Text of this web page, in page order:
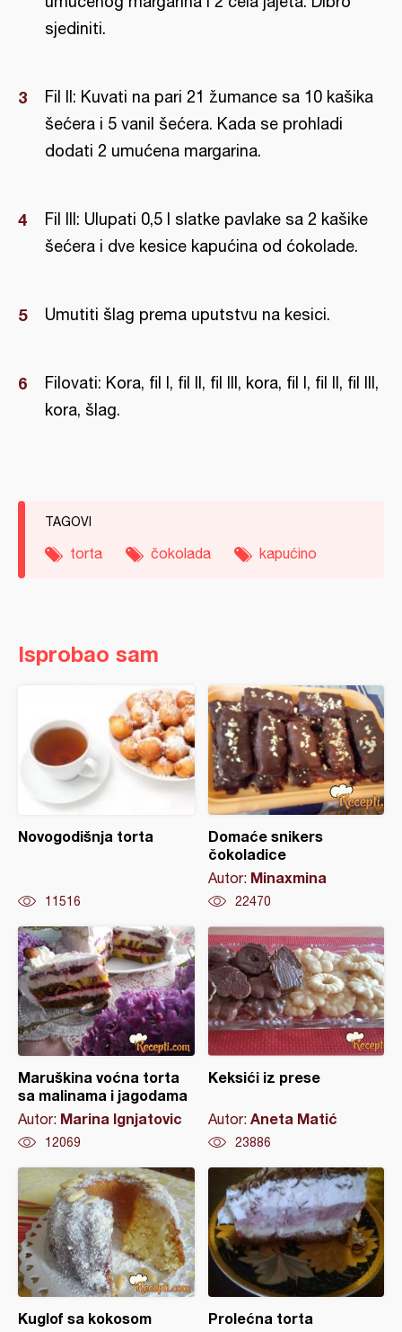
sjediniti.
Fil II: Kuvati na pari 21 žumance sa 10 kašika
šećera i 5 vanil šećera. Kada se prohladi
dodati 2 umućena margarina.
Fil III: Ulupati 0,5 l slatke pavlake sa 2 kašike
šećera i dve kesice kapućina od ćokolade.
Umutiti šlag prema uputstvu na kesici.
Filovati: Kora, fil I, fil II, fil III, kora, fil I, fil II, fil III,
kora, šlag.
TAGOVI
torta čokolada kapućino
Isprobao sam
Novogodišnja torta
11516
Domaće snikers
čokoladice
Autor: Minaxmina
22470
Maruškina voćna torta
sa malinama i jagodama
Autor: Marina Ignjatovic
12069
Keksići iz prese
Autor: Aneta Matić
23886
Kuglof sa kokosom Prolećna torta